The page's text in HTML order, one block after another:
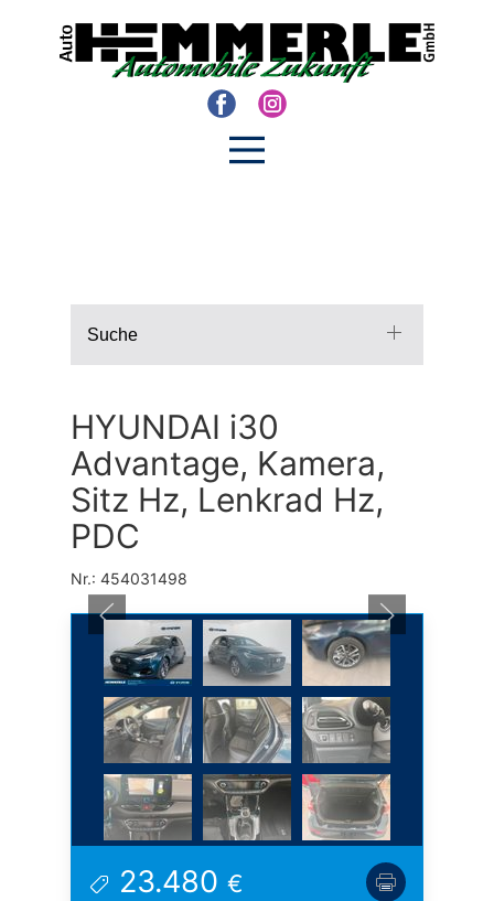
Suche
HYUNDAI i30
Advantage, Kamera,
Sitz Hz, Lenkrad Hz,
PDC
Nr.: 454031498
23.480 €